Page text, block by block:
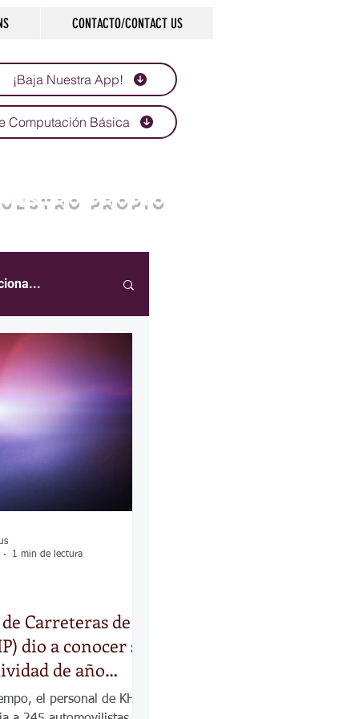
CONTACTO/CONTACT US
¡Baja Nuestra App!
Computación Básica
PROPIO
Carreteras de
dio a conocer su
de año
el personal de KHP
1 min de lectura